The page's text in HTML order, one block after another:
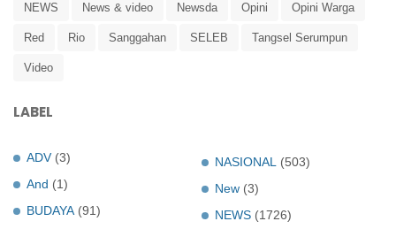
NEWS News & video Newsda Opini Opini Warga
Red Rio Sanggahan SELEB Tangsel Serumpun
Video
LABEL
ADV (3)
And (1)
BUDAYA (91)
NASIONAL
(503)
New (3)
NEWS (1726)